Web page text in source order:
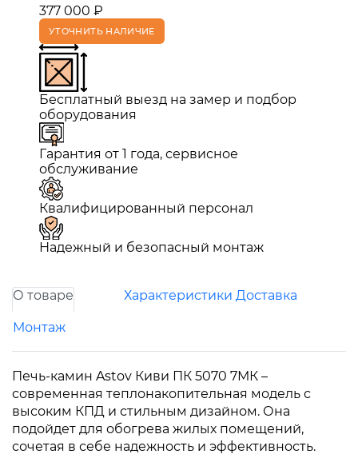
377 000 ₽
УТОЧНИТЬ НАЛИЧИЕ
Бесплатный выезд на замер и подбор
оборудования
Гарантия от 1 года, сервисное
обслуживание
Квалифицированный персонал
Надежный и безопасный монтаж
О товаре Характеристики Доставка
Монтаж
Печь-камин Astov Киви ПК 5070 7МК –
современная теплонакопительная модель с
высоким КПД и стильным дизайном. Она
подойдет для обогрева жилых помещений,
сочетая в себе надежность и эффективность.